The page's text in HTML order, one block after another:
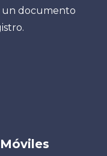
un documento